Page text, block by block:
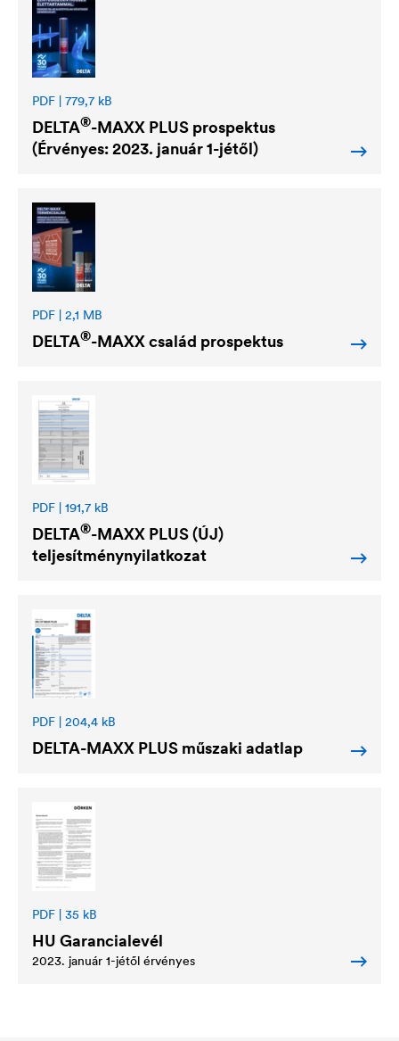
PDF | 779,7 kB
DELTA®-MAXX PLUS prospektus
(Érvényes: 2023. január 1-jétől)
PDF | 2,1 MB
DELTA®-MAXX család prospektus
PDF | 191,7 kB
DELTA®-MAXX PLUS (ÚJ)
teljesítménynyilatkozat
PDF | 204,4 kB
DELTA-MAXX PLUS műszaki adatlap
PDF | 35 kB
HU Garancialevél
2023. január 1-jétől érvényes